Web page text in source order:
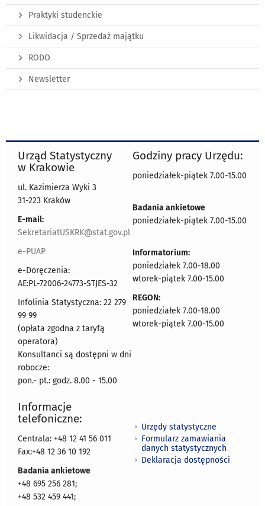
Praktyki studenckie
Likwidacja / Sprzedaż majątku
RODO
Newsletter
Urząd Statystyczny
w Krakowie
ul. Kazimierza Wyki 3
31-223 Kraków
E-mail:
SekretariatUSKRK@stat.gov.pl
e-PUAP
e-Doręczenia:
AE:PL-72006-24773-STJES-32
Infolinia Statystyczna: 22 279
99 99
(opłata zgodna z taryfą
operatora)
Konsultanci są dostępni w dni
robocze:
pon.- pt.: godz. 8.00 - 15.00
Godziny pracy Urzędu:
poniedziałek-piątek 7.00-15.00
Badania ankietowe
poniedziałek-piątek 7.00-15.00
Informatorium:
poniedziałek 7.00-18.00
wtorek-piątek 7.00-15.00
REGON:
poniedziałek 7.00-18.00
wtorek-piątek 7.00-15.00
Informacje
telefoniczne:
Centrala: +48 12 41 56 011
Fax:+48 12 36 10 192
Badania ankietowe
+48 695 256 281;
+48 532 459 441;
Urzędy statystyczne
Formularz zamawiania
danych statystycznych
Deklaracja dostępności